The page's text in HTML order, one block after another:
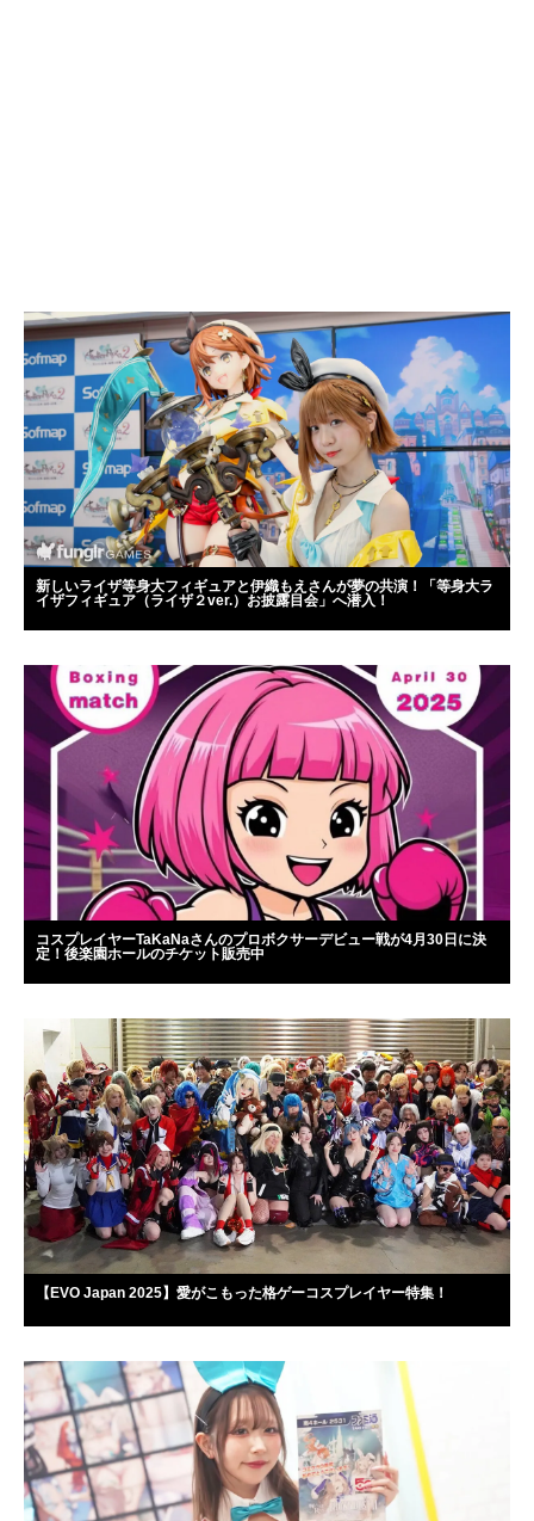
新しいライザ等身大フィギュアと伊織もえさんが夢の共演！「等身大ラ
イザフィギュア（ライザ２ver.）お披露目会」へ潜入！
コスプレイヤーTaKaNaさんのプロボクサーデビュー戦が4月30日に決
定！後楽園ホールのチケット販売中
【EVO Japan 2025】愛がこもった格ゲーコスプレイヤー特集！